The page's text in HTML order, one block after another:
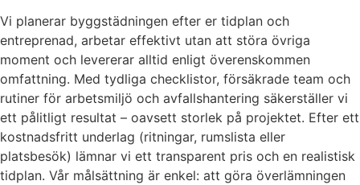
Vi planerar byggstädningen efter er tidplan och
entreprenad, arbetar effektivt utan att störa övriga
moment och levererar alltid enligt överenskommen
omfattning. Med tydliga checklistor, försäkrade team och
rutiner för arbetsmiljö och avfallshantering säkerställer vi
ett pålitligt resultat – oavsett storlek på projektet. Efter ett
kostnadsfritt underlag (ritningar, rumslista eller
platsbesök) lämnar vi ett transparent pris och en realistisk
tidplan. Vår målsättning är enkel: att göra överlämningen